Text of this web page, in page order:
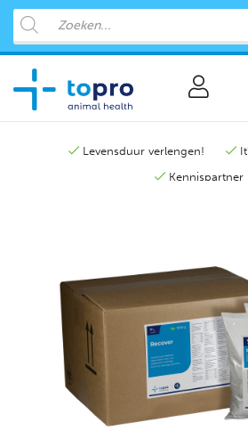
Levensduur verlengen!
Kennispartner